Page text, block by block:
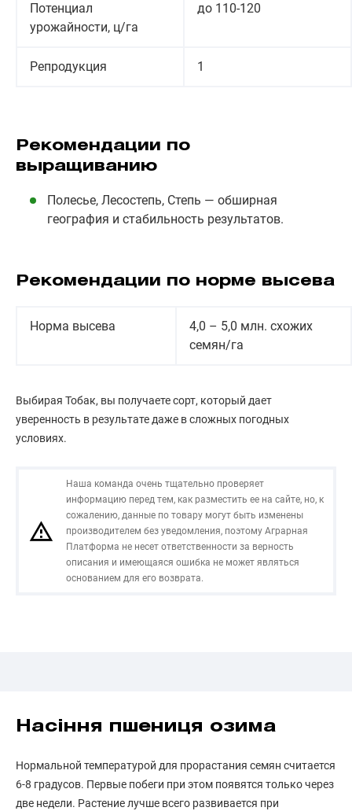
Потенциал
урожайности, ц/га
до 110-120
Репродукция 1
Рекомендации по
выращиванию
Полесье, Лесостепь, Степь — обширная
география и стабильность результатов.
Рекомендации по норме высева
Норма высева
4,0 – 5,0 млн. схожих
семян/га
Выбирая Тобак, вы получаете сорт, который дает
уверенность в результате даже в сложных погодных
условиях.
Наша команда очень тщательно проверяет
информацию перед тем, как разместить ее на сайте, но, к
сожалению, данные по товару могут быть изменены
производителем без уведомления, поэтому Аграрная
Платформа не несет ответственности за верность
описания и имеющаяся ошибка не может являться
основанием для его возврата.
Насіння пшениця озима
Нормальной температурой для прорастания семян считается
6-8 градусов. Первые побеги при этом появятся только через
две недели. Растение лучше всего развивается при